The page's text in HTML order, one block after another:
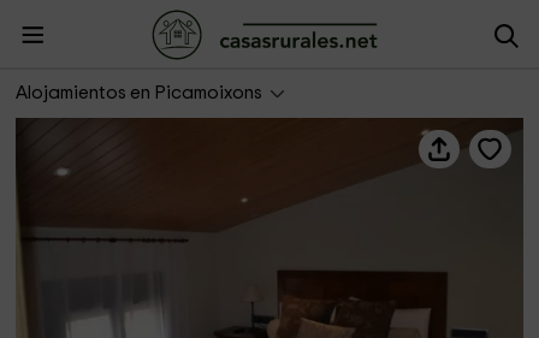
Alojamientos en Picamoixons